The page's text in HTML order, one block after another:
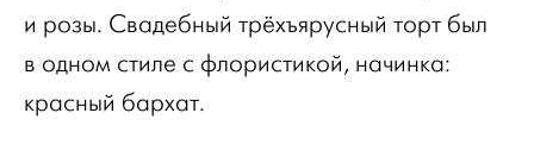
и розы. Свадебный трёхъярусный торт был
в одном стиле с флористикой, начинка:
красный бархат.